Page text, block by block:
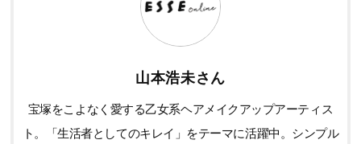
山本浩未さん
宝塚をこよなく愛する乙女系ヘアメイクアップアーティス
ト。「生活者としてのキレイ」をテーマに活躍中。シンプル